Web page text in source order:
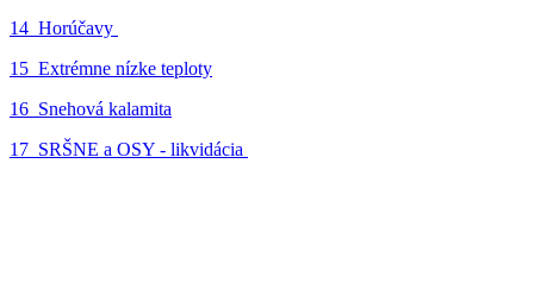
14_Horúčavy
15_Extrémne nízke teploty
16_Snehová kalamita
17_SRŠNE a OSY - likvidácia